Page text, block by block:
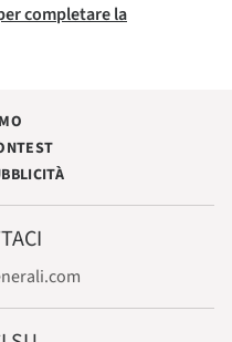
completare la